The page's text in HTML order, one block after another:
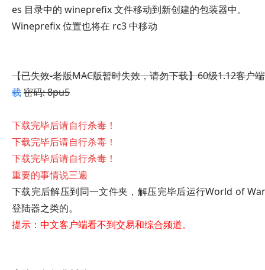
es 目录中的 wineprefix 文件移动到新创建的包装器中。
Wineprefix 位置也将在 rc3 中移动
【已失效-老版MAC版暂时失效，请勿下载】60级1.12客户
载密码: 8pu5
下载完毕后请自行杀毒！
下载完毕后请自行杀毒！
下载完毕后请自行杀毒！
重要的事情说三遍
下载完后解压到同一文件夹，解压完毕后运行World of
登陆器之类的。
提示：中文客户端看不到交易和综合频道。